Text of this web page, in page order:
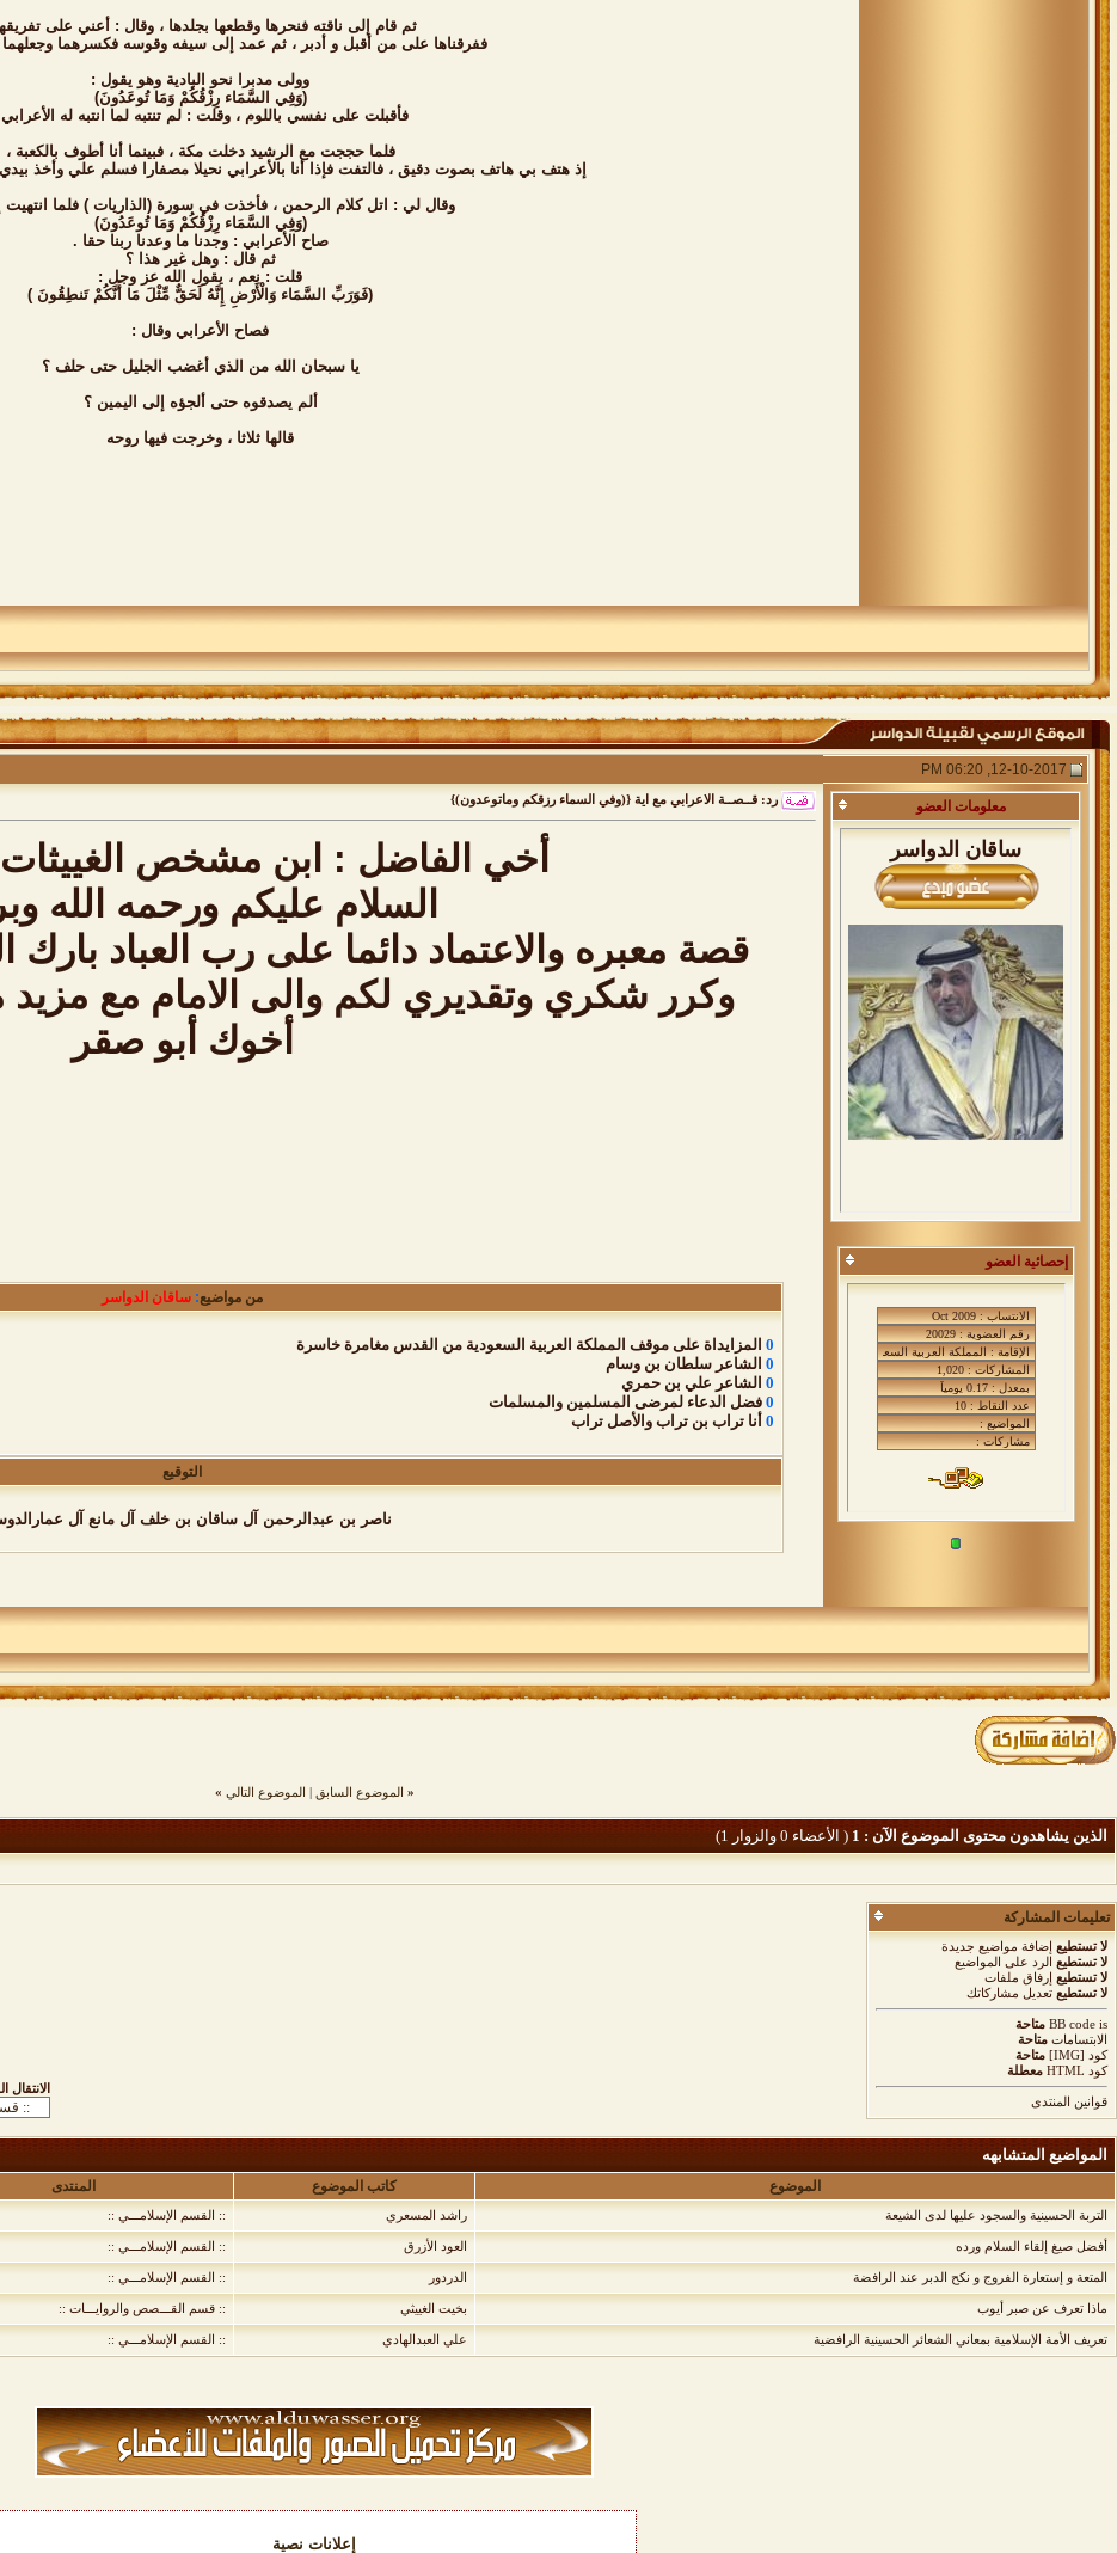
‎ثم قام إلى ناقته فنحرها وقطعها بجلدها ، وقال : أعني على تفريقها .
‎ففرقناها على من أقبل و أدبر ، ثم عمد إلى سيفه وقوسه فكسرهما وجعلهما تحت الرجل .
‎(وَفِي السَّمَاء رِزْقُكُمْ وَمَا تُوعَدُونَ)
‎فلما حججت مع الرشيد دخلت مكة ، فبينما أنا أطوف بالكعبة ،
‎(وَفِي السَّمَاء رِزْقُكُمْ وَمَا تُوعَدُونَ)
‎صاح الأعرابي : وجدنا ما وعدنا ربنا حقا .
‎ثم قال : وهل غير هذا ؟
معلومات العضو
ساقان الدواسر
إحصائية العضو
رد: قــصــة الاعرابي مع اية {(وفي السماء رزقكم وماتوعدون)}
أخي الفاضل : ابن مشخص الغييثات
السلام عليكم ورحمه الله
قصة معبره والاعتماد دائما على رب العباد
وكرر شكري وتقديري لكم والى الامام مع مزيد
أخوك أبو صقر
من مواضيع: ساقان الدواسر
0 المزايداة على موقف المملكة العربية السعودية من القدس مغامرة خاسرة
0 الشاعر سلطان بن وسام
0 الشاعر علي بن حمري
0 فضل الدعاء لمرضى المسلمين والمسلمات
0 أنا تراب بن تراب والأصل تراب
التوقيع
ناصر بن عبدالرحمن آل ساقان بن خلف آل مانع آل
« الموضوع السابق | الموضوع التالي »
الذين يشاهدون محتوى الموضوع الآن : 1 ( الأعضاء 0 والزوار 1)
تعليمات المشاركة
لا تستطيع إضافة مواضيع جديدة
لا تستطيع الرد على المواضيع
لا تستطيع إرفاق ملفات
لا تستطيع تعديل مشاركاتك
BB code is
متاحة
الابتسامات متاحة
كود [IMG]
متاحة
كود HTML
معطلة
قوانين المنتدى
الانتقال
المواضيع المتشابهه
الموضوع كاتب الموضوع المنتدى
التربة الحسينية والسجود عليها لدى الشيعة راشد المسعري :: القسم الإسلامـــي ::
أفضل صيغ إلقاء السلام ورده العود الأزرق :: القسم الإسلامـــي ::
المتعة و إستعارة الفروج و نكح الدبر عند الرافضة الدردور :: القسم الإسلامـــي ::
ماذا تعرف عن صبر أيوب بخيت الغييثي :: قسم القـــصص والروايـــات ::
تعريف الأمة الإسلامية بمعاني الشعائر الحسينية الرافضية علي العبدالهادي :: القسم الإسلامـــي ::
إعلانات نصية